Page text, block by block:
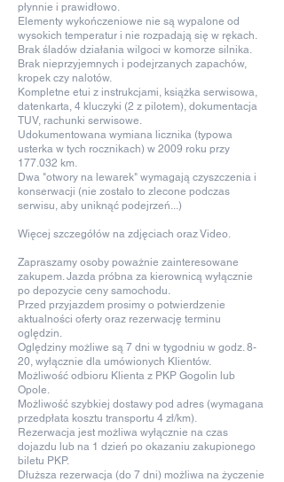
płynnie i prawidłowo.
Elementy wykończeniowe nie są wypalone od
wysokich temperatur i nie rozpadają się w rękach.
Brak śladów działania wilgoci w komorze silnika.
Brak nieprzyjemnych i podejrzanych zapachów,
kropek czy nalotów.
Kompletne etui z instrukcjami, książka serwisowa,
datenkarta, 4 kluczyki (2 z pilotem), dokumentacja
TUV, rachunki serwisowe.
Udokumentowana wymiana licznika (typowa
usterka w tych rocznikach) w 2009 roku przy
177.032 km.
Dwa "otwory na lewarek" wymagają czyszczenia i
konserwacji (nie zostało to zlecone podczas
serwisu, aby uniknąć podejrzeń...)
Więcej szczegółów na zdjęciach oraz Video.
Zapraszamy osoby poważnie zainteresowane
zakupem. Jazda próbna za kierownicą wyłącznie
po depozycie ceny samochodu.
Przed przyjazdem prosimy o potwierdzenie
aktualności oferty oraz rezerwację terminu
oględzin.
Oględziny możliwe są 7 dni w tygodniu w godz. 8-
20, wyłącznie dla umówionych Klientów.
Możliwość odbioru Klienta z PKP Gogolin lub
Opole.
Możliwość szybkiej dostawy pod adres (wymagana
przedpłata kosztu transportu 4 zł/km).
Rezerwacja jest możliwa wyłącznie na czas
dojazdu lub na 1 dzień po okazaniu zakupionego
biletu PKP.
Dłuższa rezerwacja (do 7 dni) możliwa na życzenie